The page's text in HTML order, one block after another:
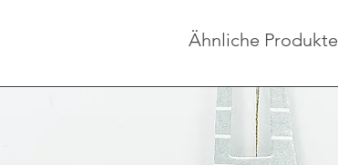
Ähnliche Produkte